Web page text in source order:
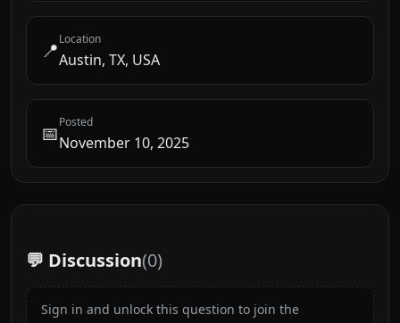
📍Location
Austin, TX, USA
📅Posted
November 10, 2025
💬 Discussion(0)
Sign in and unlock this question to join the